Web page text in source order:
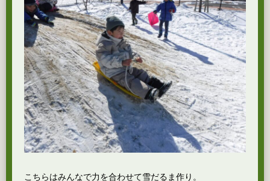
こちらはみんなで力を合わせて雪だるま作り。